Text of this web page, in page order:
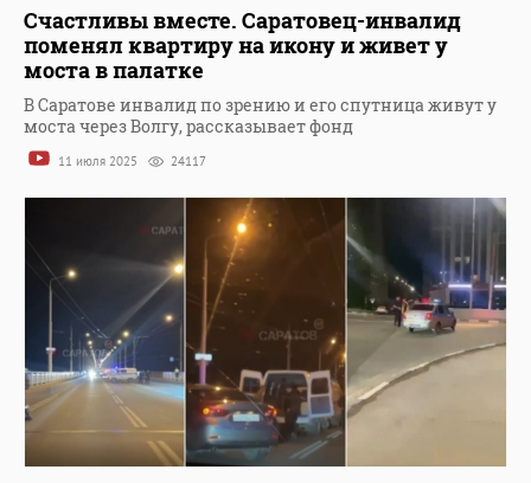
Счастливы вместе. Саратовец-инвалид
поменял квартиру на икону и живет у
моста в палатке
В Саратове инвалид по зрению и его спутница живут у
моста через Волгу, рассказывает фонд
11 июля 2025 24117